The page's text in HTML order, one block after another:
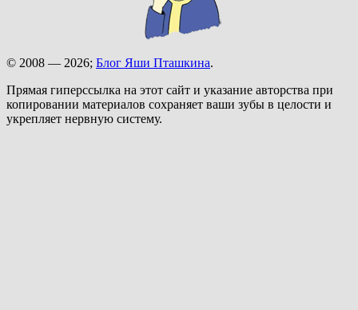
© 2008 — 2026; Блог Яши Пташкина.
Прямая гиперссылка на этот сайт и указание авторства при
копировании материалов сохраняет ваши зубы в целости и
укрепляет нервную систему.